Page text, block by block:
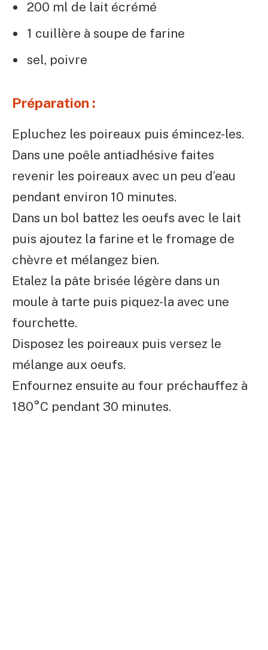
200 ml de lait écrémé
1 cuillère à soupe de farine
sel, poivre
Préparation :
Epluchez les poireaux puis émincez-les.
Dans une poêle antiadhésive faites
revenir les poireaux avec un peu d’eau
pendant environ 10 minutes.
Dans un bol battez les oeufs avec le lait
puis ajoutez la farine et le fromage de
chèvre et mélangez bien.
Etalez la pâte brisée légère dans un
moule à tarte puis piquez-la avec une
fourchette.
Disposez les poireaux puis versez le
mélange aux oeufs.
Enfournez ensuite au four préchauffez à
180°C pendant 30 minutes.